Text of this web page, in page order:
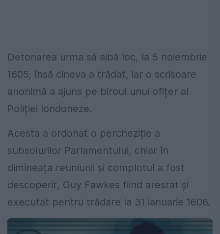
Detonarea urma să aibă loc, la 5 noiembrie
1605, însă cineva a trădat, iar o scrisoare
anonimă a ajuns pe biroul unui ofițer al
Poliției londoneze.
Acesta a ordonat o percheziție a
subsolurilor Parlamentului, chiar în
dimineața reuniunii și complotul a fost
descoperit, Guy Fawkes fiind arestat și
executat pentru trădare la 31 ianuarie 1606.